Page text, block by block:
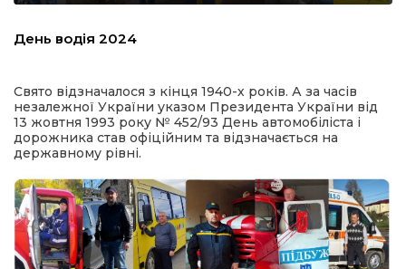
День водія 2024
Свято відзначалося з кінця 1940-х років. А за часів
незалежної України указом Президента України від
13 жовтня 1993 року № 452/93 День автомобіліста і
дорожника став офіційним та відзначається на
державному рівні.